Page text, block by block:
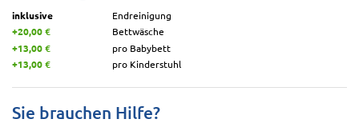
inklusive
Endreinigung
+20,00 €
Bettwäsche
+13,00 €
pro Babybett
+13,00 €
pro Kinderstuhl
Sie brauchen Hilfe?